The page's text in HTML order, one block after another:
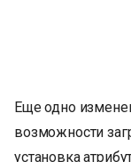
Еще одно
возможности
установка